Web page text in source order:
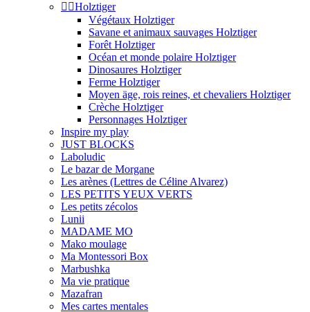
 Holztiger
Végétaux Holztiger
Savane et animaux sauvages Holztiger
Forêt Holztiger
Océan et monde polaire Holztiger
Dinosaures Holztiger
Ferme Holztiger
Moyen äge, rois reines, et chevaliers Holztiger
Crèche Holztiger
Personnages Holztiger
Inspire my play
JUST BLOCKS
Laboludic
Le bazar de Morgane
Les arènes (Lettres de Céline Alvarez)
LES PETITS YEUX VERTS
Les petits zécolos
Lunii
MADAME MO
Mako moulage
Ma Montessori Box
Marbushka
Ma vie pratique
Mazafran
Mes cartes mentales